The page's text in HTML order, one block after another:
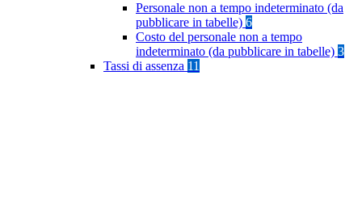
Personale non a tempo indeterminato (da
pubblicare in tabelle) 6
Costo del personale non a tempo
indeterminato (da pubblicare in tabelle) 3
Tassi di assenza 11